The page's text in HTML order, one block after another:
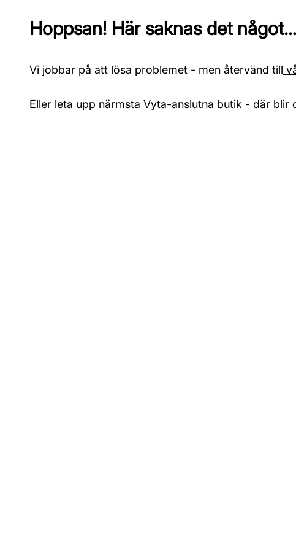
Hoppsan! Här saknas det något...
Vi jobbar på att lösa problemet - men återvänd till
Eller leta upp närmsta Vyta-anslutna butik - där blir